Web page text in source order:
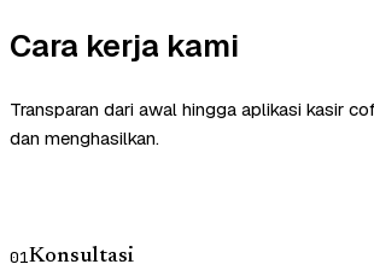
Cara kerja kami
Transparan dari awal hingga aplikasi kasir
dan menghasilkan.
01Konsultasi